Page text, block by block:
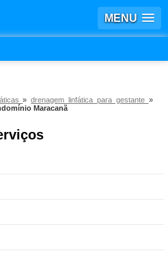
MENU
»drenagem linfática para gestante »
Maracanã